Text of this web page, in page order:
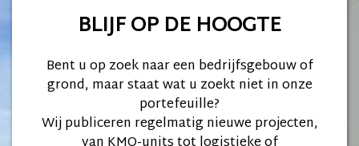
BLIJF OP DE HOOGTE
Bent u op zoek naar een bedrijfsgebouw of
grond, maar staat wat u zoekt niet in onze
portefeuille?
Wij publiceren regelmatig nieuwe projecten,